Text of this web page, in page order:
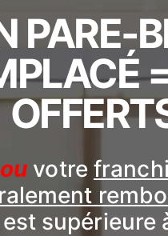
PARE-
ou votre
supérieure